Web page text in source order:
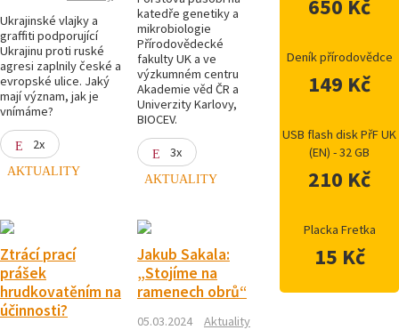
Ukrajinské vlajky a
graffiti podporující
Ukrajinu proti ruské
agresi zaplnily české a
evropské ulice. Jaký
mají význam, jak je
vnímáme?
2x
AKTUALITY
katedře genetiky a
mikrobiologie
Přírodovědecké
fakulty UK a ve
výzkumném centru
Akademie věd ČR a
Univerzity Karlovy,
BIOCEV.
3x
AKTUALITY
Ztrácí prací
prášek
hrudkovatěním na
účinnosti?
Jakub Sakala:
„Stojíme na
ramenech obrů“
05.03.2024
Aktuality
650 Kč
Deník přírodovědce
149 Kč
USB flash disk PřF UK
(EN) - 32 GB
210 Kč
Placka Fretka
15 Kč